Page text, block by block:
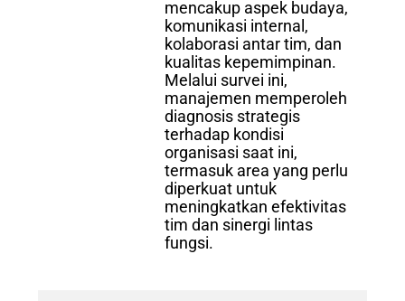
mencakup aspek budaya,
komunikasi internal,
kolaborasi antar tim, dan
kualitas kepemimpinan.
Melalui survei ini,
manajemen memperoleh
diagnosis strategis
terhadap kondisi
organisasi saat ini,
termasuk area yang perlu
diperkuat untuk
meningkatkan efektivitas
tim dan sinergi lintas
fungsi.